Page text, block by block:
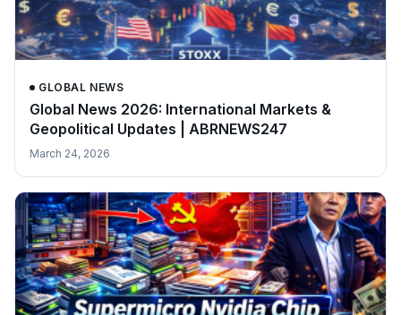
GLOBAL NEWS
Global News 2026: International Markets &
Geopolitical Updates | ABRNEWS247
March 24, 2026